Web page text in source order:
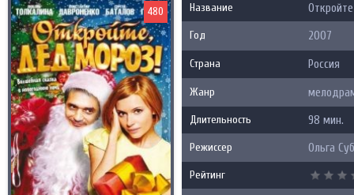
480 Название
Год 2007
Страна Россия
Жанр
Длительность 98 мин.
Режиссер Ольга
Рейтинг